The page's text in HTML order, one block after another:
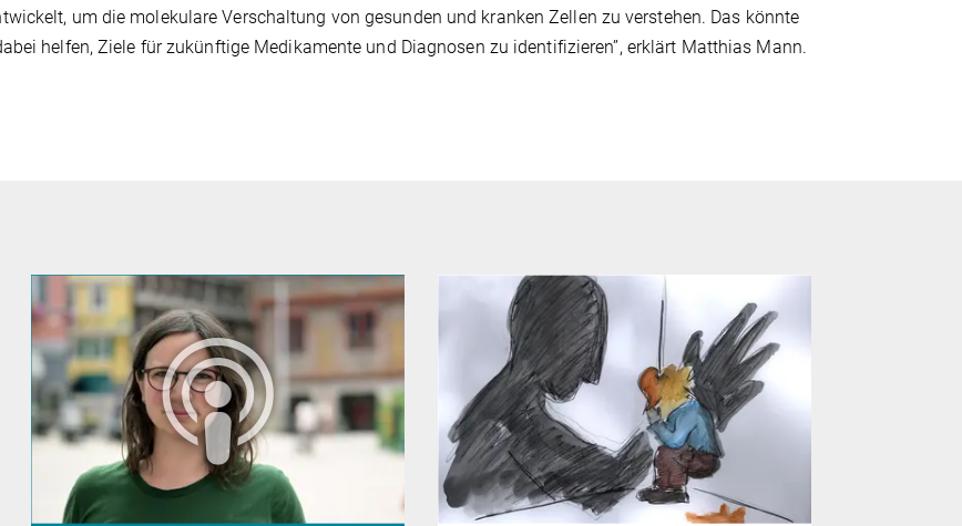
um die molekulare Verschaltung von gesunden und kranken Zellen zu verstehen. Das könnte
helfen, Ziele für zukünftige Medikamente und Diagnosen zu identifizieren’’, erklärt Matthias Mann.